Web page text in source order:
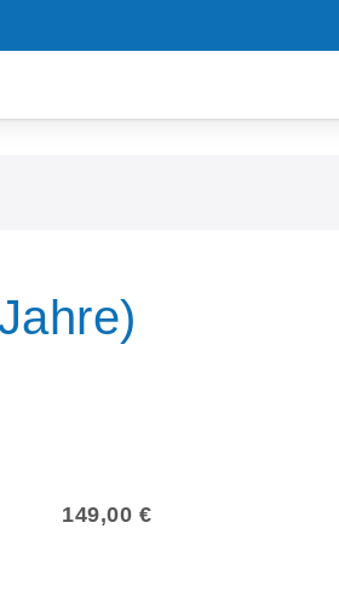
149,00 €